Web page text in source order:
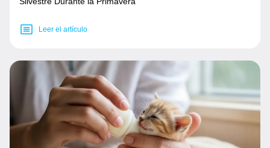
Leer el artículo